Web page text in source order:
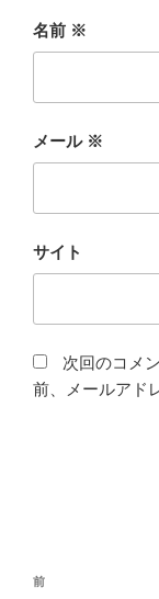
名前 ※
メール ※
サイト
次回のコメ
前、メールアド
投
前
前